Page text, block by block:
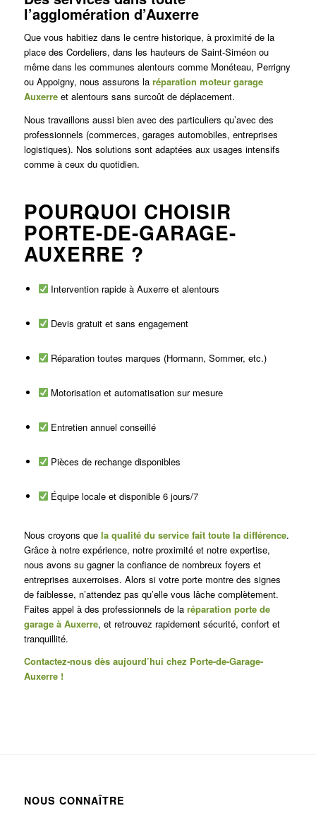
l’agglomération d’Auxerre
Que vous habitiez dans le centre historique, à proximité de la
place des Cordeliers, dans les hauteurs de Saint-Siméon ou
même dans les communes alentours comme Monéteau, Perrigny
ou Appoigny, nous assurons la réparation moteur garage
Auxerreet alentours sans surcoût de déplacement.
Nous travaillons aussi bien avec des particuliers qu’avec des
professionnels (commerces, garages automobiles, entreprises
logistiques). Nos solutions sont adaptées aux usages intensifs
comme à ceux du quotidien.
POURQUOI CHOISIR
PORTE-DE-GARAGE-
AUXERRE ?
Intervention rapide à Auxerre et alentours
Devis gratuit et sans engagement
Réparation toutes marques (Hormann, Sommer, etc.)
Motorisation et automatisation sur mesure
Entretien annuel conseillé
Pièces de rechange disponibles
Équipe locale et disponible 6 jours/7
Nous croyons que la qualité du service fait toute la différence.
Grâce à notre expérience, notre proximité et notre expertise,
nous avons su gagner la confiance de nombreux foyers et
entreprises auxerroises. Alors si votre porte montre des signes
de faiblesse, n’attendez pas qu’elle vous lâche complètement.
Faites appel à des professionnels de la réparation porte de
garage à Auxerre, et retrouvez rapidement sécurité, confort et
tranquillité.
Contactez-nous dès aujourd’hui chez Porte-de-Garage-
Auxerre !
NOUS CONNAÎTRE